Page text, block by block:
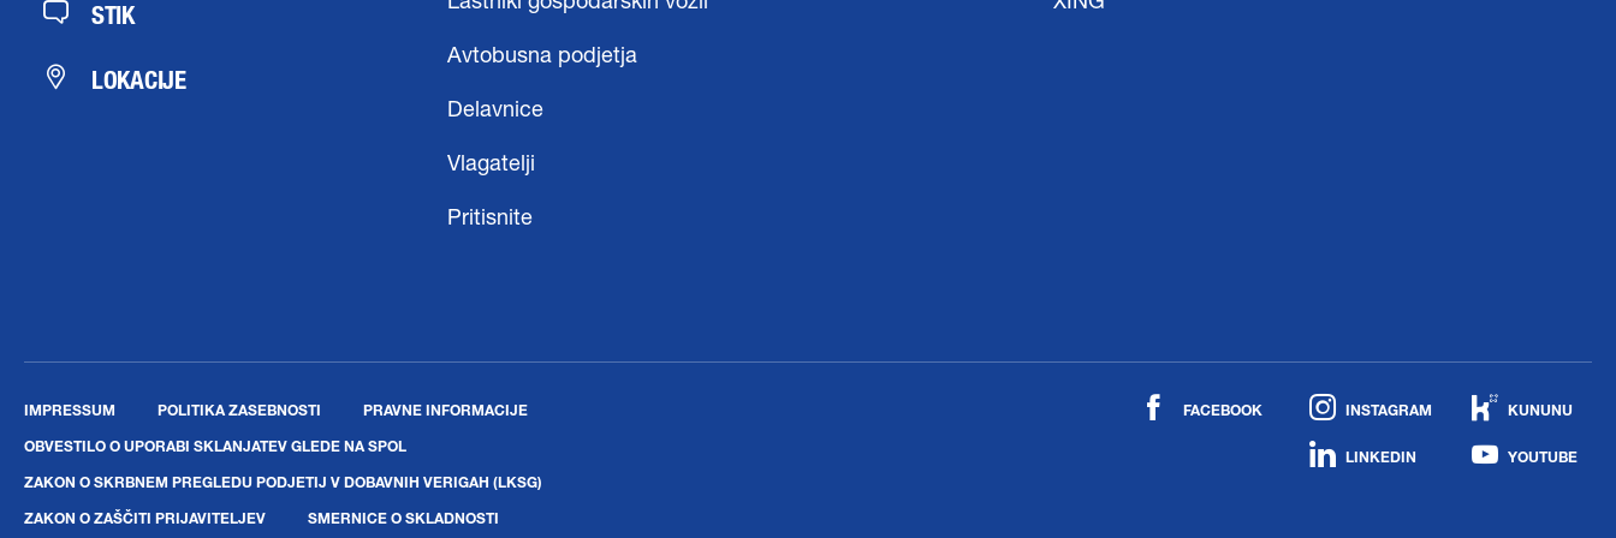
STIK
LOKACIJE
Avtobusna podjetja
Delavnice
Vlagatelji
Pritisnite
FACEBOOK INSTAGRAM KUNUNU
LINKEDIN YOUTUBE
IMPRESSUM POLITIKA ZASEBNOSTI
PRAVNE INFORMACIJE
OBVESTILO O UPORABI SKLANJATEV GLEDE NA SPOL
ZAKON O SKRBNEM PREGLEDU PODJETIJ V DOBAVNIH VERIGAH (LKSG)
ZAKON O ZAŠČITI PRIJAVITELJEV
SMERNICE O SKLADNOSTI